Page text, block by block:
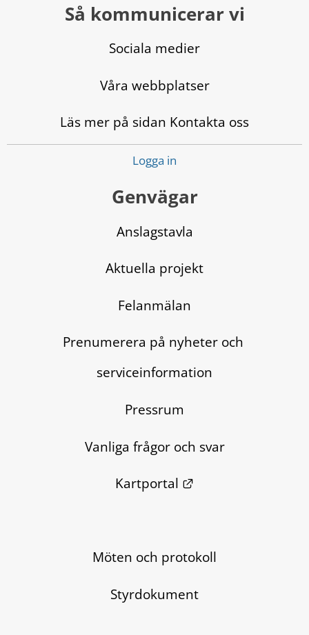
Så kommunicerar vi
Sociala medier
Våra webbplatser
Läs mer på sidan Kontakta oss
Logga in
Genvägar
Anslagstavla
Aktuella projekt
Felanmälan
Prenumerera på nyheter och
serviceinformation
Pressrum
Vanliga frågor och svar
Kartportal
Länk till annan
Möten och protokoll
Styrdokument